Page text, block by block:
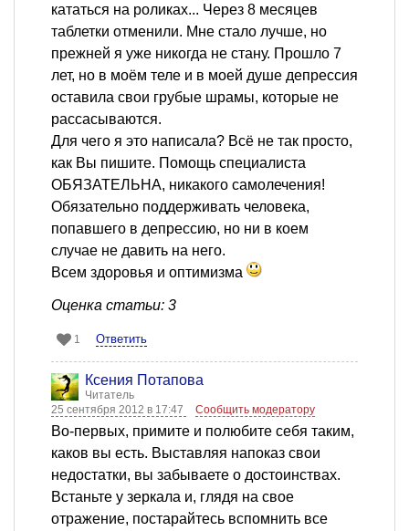
кататься на роликах... Через 8 месяцев
таблетки отменили. Мне стало лучше, но
прежней я уже никогда не стану. Прошло 7
лет, но в моём теле и в моей душе депрессия
оставила свои грубые шрамы, которые не
рассасываются.
Для чего я это написала? Всё не так просто,
как Вы пишите. Помощь специалиста
ОБЯЗАТЕЛЬНА, никакого самолечения!
Обязательно поддерживать человека,
попавшего в депрессию, но ни в коем
случае не давить на него.
Всем здоровья и оптимизма
Оценка статьи: 3
1 Ответить
Ксения Потапова
Читатель
25 сентября 2012 в 17:47
Сообщить модератору
Во-первых, примите и полюбите себя таким,
каков вы есть. Выставляя напоказ свои
недостатки, вы забываете о достоинствах.
Встаньте у зеркала и, глядя на свое
отражение, постарайтесь вспомнить все